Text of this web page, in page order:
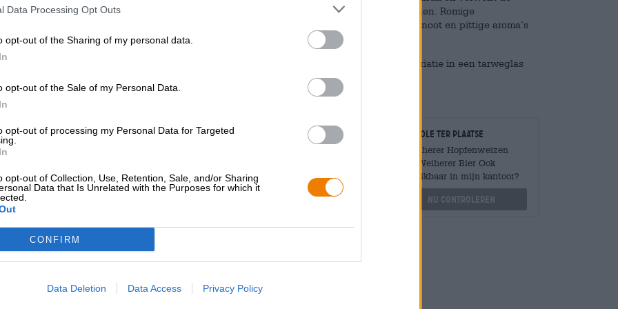
Data Processing Opt Outs
opt-out of the Sharing of my personal data.
opt-out of the Sale of my Personal Data.
opt-out of processing my Personal Data for Targeted
opt-out of Collection, Use, Retention, Sale, and/or Sharing
Data that Is Unrelated with the Purposes for which it
CONFIRM
Data Deletion Data Access Privacy Policy
tong en het gehemelte met een symfonie van uitgebalanceerde hop- en mouttonen. Romige
bananenmix met kruidnagel, gist en honing, de hop voegt een verfrissende fruitnoot en pittige aroma’s
van citrusfruit toe. Een fijne bitterheid rondt het zoete aromaspel vakkundig af.
Een uitstekend witbier en precies het juiste bier voor iedereen die een beetje variatie in een tarweglas
GRATIS BIERCONSULT
shop@bierothek.de
handelaren of
günstiger einkaufen?
grosshandel@bierothek.de
Controle ter plaatse
Is Weiherer Hopfenweizen
Van Weiherer Bier Ook
beschikbaar in mijn kantoor?
Nu controleren